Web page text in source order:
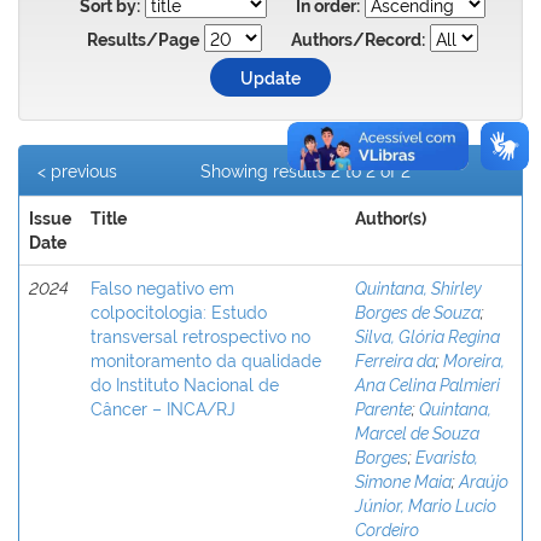
Sort by:
In order:
Results/Page
Authors/Record:
Showing results 2 to 2 of 2
< previous
Issue
Date
Title Author(s)
2024
Falso negativo em
colpocitologia: Estudo
transversal retrospectivo no
monitoramento da qualidade
do Instituto Nacional de
Câncer – INCA/RJ
Quintana, Shirley
Borges de Souza;
Silva, Glória Regina
Ferreira da;Moreira,
Ana Celina Palmieri
Parente;Quintana,
Marcel de Souza
Borges;Evaristo,
Simone Maia;Araújo
Júnior, Mario Lucio
Cordeiro